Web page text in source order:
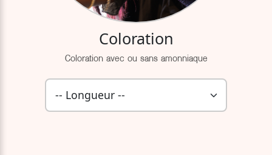
Coloration
Coloration avec ou sans amonniaque